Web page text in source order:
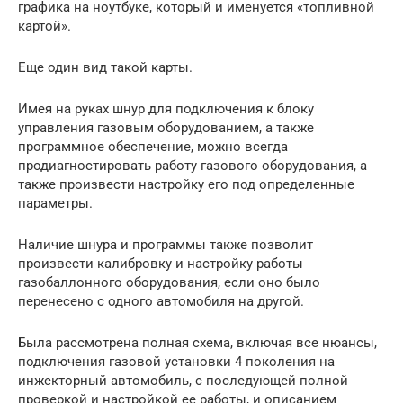
графика на ноутбуке, который и именуется «топливной
картой».
Еще один вид такой карты.
Имея на руках шнур для подключения к блоку
управления газовым оборудованием, а также
программное обеспечение, можно всегда
продиагностировать работу газового оборудования, а
также произвести настройку его под определенные
параметры.
Наличие шнура и программы также позволит
произвести калибровку и настройку работы
газобаллонного оборудования, если оно было
перенесено с одного автомобиля на другой.
Была рассмотрена полная схема, включая все нюансы,
подключения газовой установки 4 поколения на
инжекторный автомобиль, с последующей полной
проверкой и настройкой ее работы, и описанием